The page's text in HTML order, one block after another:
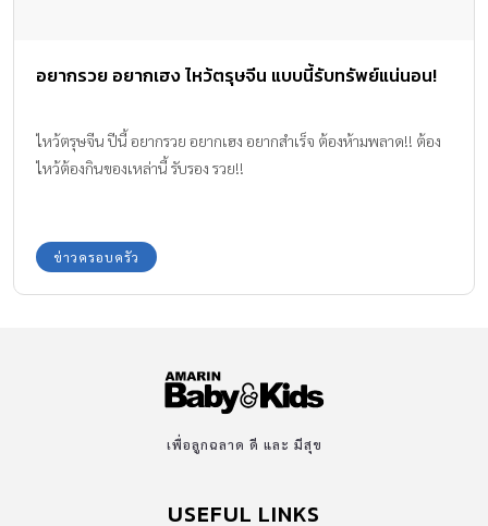
อยากรวย อยากเฮง ไหว้ตรุษจีน แบบนี้รับทรัพย์แน่นอน!
ไหว้ตรุษจีน ปีนี้ อยากรวย อยากเฮง อยากสำเร็จ ต้องห้ามพลาด!! ต้อง
ไหว้ต้องกินของเหล่านี้ รับรอง รวย!!
ข่าวครอบครัว
เพื่อลูกฉลาด ดี และ มีสุข
USEFUL LINKS